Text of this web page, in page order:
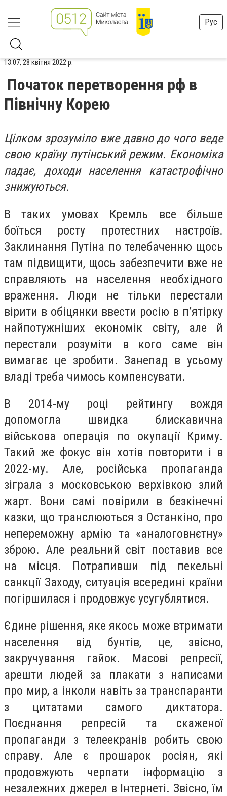
Рус
13:07, 28 квітня 2022 р.
Початок перетворення рф в
Північну Корею
Цілком зрозуміло вже давно до чого веде
свою країну путінський режим. Економіка
падає, доходи населення катастрофічно
знижуються.
В таких умовах Кремль все більше
боїться росту протестних настроїв.
Заклинання Путіна по телебаченню щось
там підвищити, щось забезпечити вже не
справляють на населення необхідного
враження. Люди не тільки перестали
вірити в обіцянки ввести росію в п’ятірку
найпотужніших економік світу, але й
перестали розуміти в кого саме він
вимагає це зробити. Занепад в усьому
владі треба чимось компенсувати.
В 2014-му році рейтингу вождя
допомогла швидка блискавична
військова операція по окупації Криму.
Такий же фокус він хотів повторити і в
2022-му. Але, російська пропаганда
зіграла з московською верхівкою злий
жарт. Вони самі повірили в безкінечні
казки, що транслюються з Останкіно, про
непереможну армію та «аналоговнєтну»
зброю. Але реальний світ поставив все
на місця. Потрапивши під пекельні
санкції Заходу, ситуація всередині країни
погіршилася і продовжує усугублятися.
Єдине рішення, яке якось може втримати
населення від бунтів, це, звісно,
закручування гайок. Масові репресії,
арешти людей за плакати з написами
про мир, а інколи навіть за транспаранти
з цитатами самого диктатора.
Поєднання репресій та скаженої
пропаганди з телеекранів робить свою
справу. Але є прошарок росіян, які
продовжують черпати інформацію з
незалежних джерел в Інтернеті. Звісно, їм